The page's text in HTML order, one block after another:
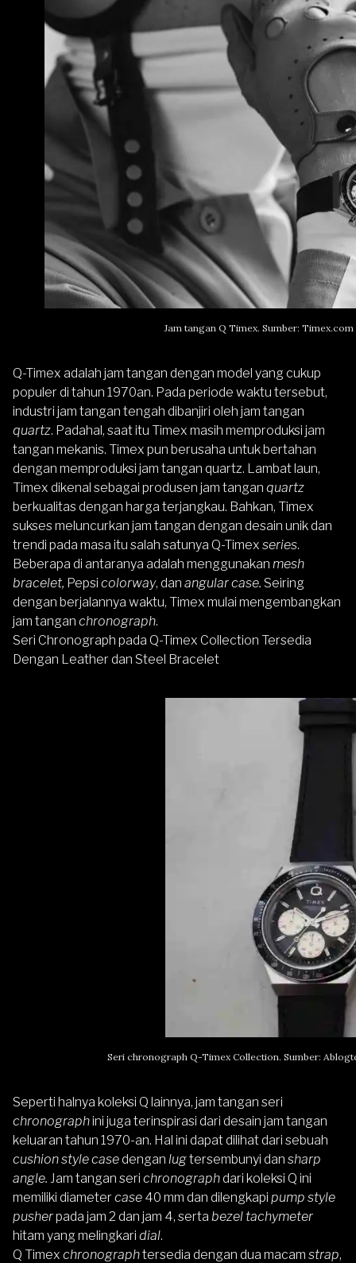
Jam tangan Q Timex. Sumber: Timex.com
Q-Timex adalah jam tangan dengan model yang cukup
populer di tahun 1970an. Pada periode waktu tersebut,
industri jam tangan tengah dibanjiri oleh jam tangan
quartz. Padahal, saat itu Timex masih memproduksi jam
tangan mekanis. Timex pun berusaha untuk bertahan
dengan memproduksi jam tangan quartz. Lambat laun,
Timex dikenal sebagai produsen jam tangan quartz
berkualitas dengan harga terjangkau. Bahkan, Timex
sukses meluncurkan jam tangan dengan desain unik dan
trendi pada masa itu salah satunya Q-Timex series.
Beberapa di antaranya adalah menggunakan mesh
bracelet, Pepsi colorway, dan angular case. Seiring
dengan berjalannya waktu, Timex mulai mengembangkan
jam tangan chronograph.
Seri Chronograph pada Q-Timex Collection Tersedia
Dengan Leather dan Steel Bracelet
Seri chronograph Q-Timex Collection. Sumber:
Seperti halnya koleksi Q lainnya, jam tangan seri
chronographini juga terinspirasi dari desain jam tangan
keluaran tahun 1970-an. Hal ini dapat dilihat dari sebuah
cushion style casedengan lugtersembunyi dan sharp
angle. Jam tangan seri chronographdari koleksi Q ini
memiliki diameter case 40 mm dan dilengkapi pump style
pusherpada jam 2 dan jam 4, serta bezel tachymeter
hitam yang melingkari dial.
Q Timex chronographtersedia dengan dua macam strap,